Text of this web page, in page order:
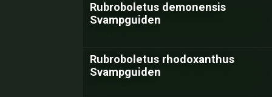
Rubroboletus demonensis
Svampguiden
Rubroboletus rhodoxanthus
Svampguiden